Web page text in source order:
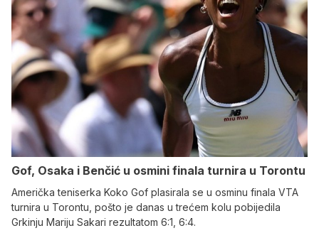
Gof, Osaka i Benčić u osmini finala turnira u Torontu
Američka teniserka Koko Gof plasirala se u osminu finala VTA
turnira u Torontu, pošto je danas u trećem kolu pobijedila
Grkinju Mariju Sakari rezultatom 6:1, 6:4.